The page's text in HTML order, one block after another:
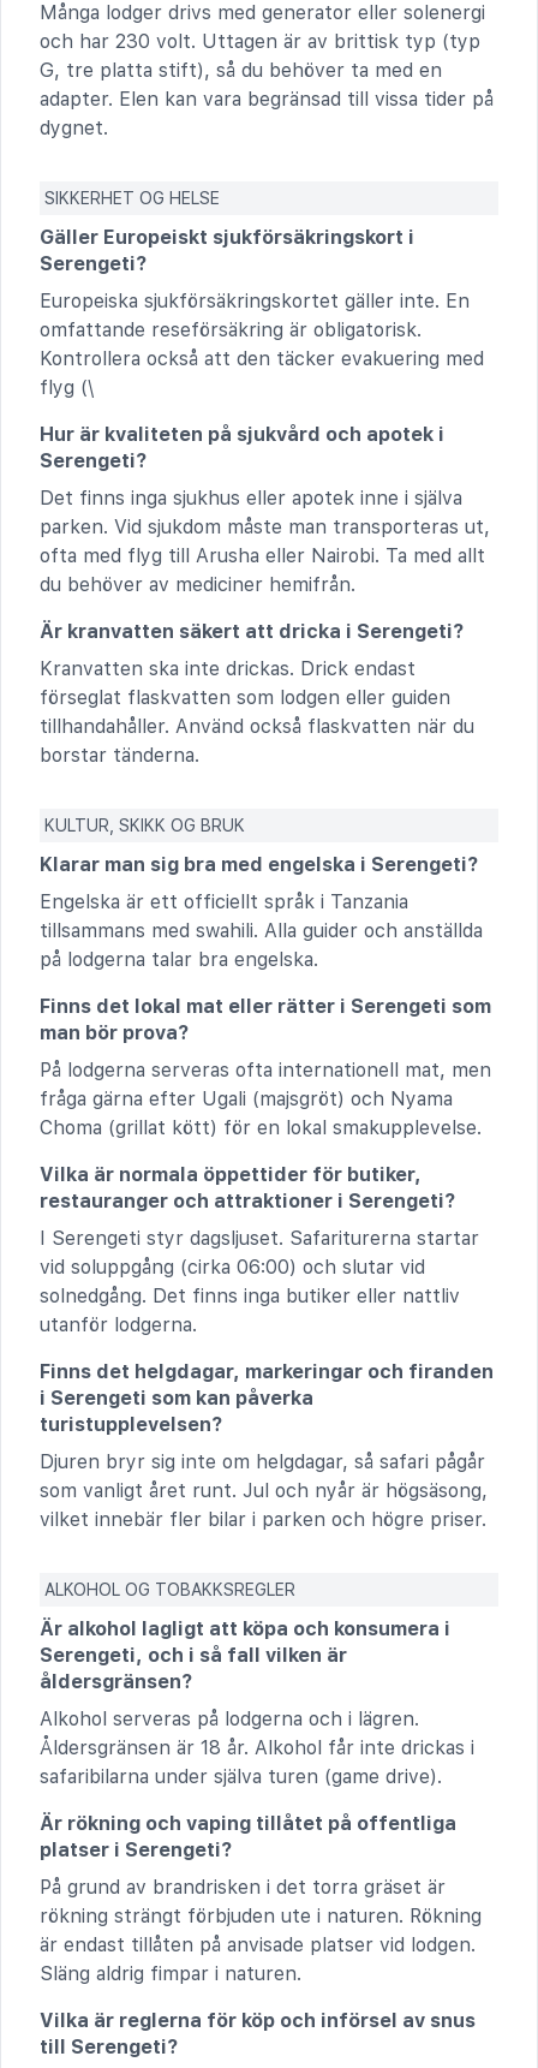
Många lodger drivs med generator eller solenergi
och har 230 volt. Uttagen är av brittisk typ (typ
G, tre platta stift), så du behöver ta med en
adapter. Elen kan vara begränsad till vissa tider på
dygnet.
SIKKERHET OG HELSE
Gäller Europeiskt sjukförsäkringskort i
Serengeti?
Europeiska sjukförsäkringskortet gäller inte. En
omfattande reseförsäkring är obligatorisk.
Kontrollera också att den täcker evakuering med
flyg (\
Hur är kvaliteten på sjukvård och apotek i
Serengeti?
Det finns inga sjukhus eller apotek inne i själva
parken. Vid sjukdom måste man transporteras ut,
ofta med flyg till Arusha eller Nairobi. Ta med allt
du behöver av mediciner hemifrån.
Är kranvatten säkert att dricka i Serengeti?
Kranvatten ska inte drickas. Drick endast
förseglat flaskvatten som lodgen eller guiden
tillhandahåller. Använd också flaskvatten när du
borstar tänderna.
KULTUR, SKIKK OG BRUK
Klarar man sig bra med engelska i Serengeti?
Engelska är ett officiellt språk i Tanzania
tillsammans med swahili. Alla guider och anställda
på lodgerna talar bra engelska.
Finns det lokal mat eller rätter i Serengeti som
man bör prova?
På lodgerna serveras ofta internationell mat, men
fråga gärna efter Ugali (majsgröt) och Nyama
Choma (grillat kött) för en lokal smakupplevelse.
Vilka är normala öppettider för butiker,
restauranger och attraktioner i Serengeti?
I Serengeti styr dagsljuset. Safariturerna startar
vid soluppgång (cirka 06:00) och slutar vid
solnedgång. Det finns inga butiker eller nattliv
utanför lodgerna.
Finns det helgdagar, markeringar och firanden
i Serengeti som kan påverka
turistupplevelsen?
Djuren bryr sig inte om helgdagar, så safari pågår
som vanligt året runt. Jul och nyår är högsäsong,
vilket innebär fler bilar i parken och högre priser.
ALKOHOL OG TOBAKKSREGLER
Är alkohol lagligt att köpa och konsumera i
Serengeti, och i så fall vilken är
åldersgränsen?
Alkohol serveras på lodgerna och i lägren.
Åldersgränsen är 18 år. Alkohol får inte drickas i
safaribilarna under själva turen (game drive).
Är rökning och vaping tillåtet på offentliga
platser i Serengeti?
På grund av brandrisken i det torra gräset är
rökning strängt förbjuden ute i naturen. Rökning
är endast tillåten på anvisade platser vid lodgen.
Släng aldrig fimpar i naturen.
Vilka är reglerna för köp och införsel av snus
till Serengeti?